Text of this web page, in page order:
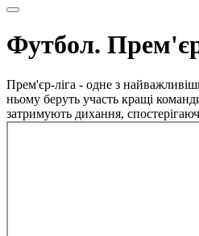
Футбол.
Прем'єр-ліга - одне з
ньому беруть участь кращі
затримують дихання,